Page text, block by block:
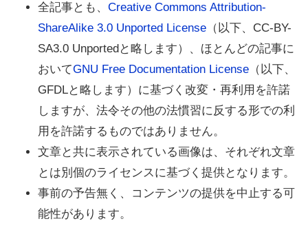
全記事とも、 Creative Commons Attribution-
ShareAlike 3.0 Unported License （以下、CC-BY-
SA3.0 Unportedと略します）、ほとんどの記事に
おいてGNU Free Documentation License （以下、
GFDLと略します）に基づく改変・再利用を許諾
しますが、法令その他の法慣習に反する形での利
用を許諾するものではありません。
文章と共に表示されている画像は、それぞれ文章
とは別個のライセンスに基づく提供となります。
事前の予告無く、コンテンツの提供を中止する可
能性があります。